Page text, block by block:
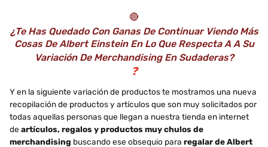
🔴
¿Te Has Quedado Con Ganas De Continuar Viendo Más
Cosas De Albert Einstein En Lo Que Respecta A A Su
Variación De Merchandising En Sudaderas?
❓
Y en la siguiente variación de productos te mostramos una nueva
recopilación de productos y artículos que son muy solicitados por
todas aquellas personas que llegan a nuestra tienda en internet
de artículos, regalos y productos muy chulos de
merchandising buscando ese obsequio para regalar de Albert